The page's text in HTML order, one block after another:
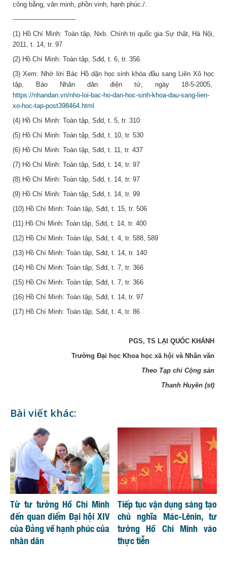
công bằng, văn minh, phồn vinh, hạnh phúc./.
-------------------------------
(1) Hồ Chí Minh: Toàn tập, Nxb. Chính trị quốc gia Sự thật, Hà Nội,
2011, t. 14, tr. 97
(2) Hồ Chí Minh: Toàn tập, Sđd, t. 6, tr. 356
(3) Xem: Nhớ lời Bác Hồ dặn học sinh khóa đầu sang Liên Xô học
tập, Báo Nhân dân điện tử, ngày 18-5-2005,
https://nhandan.vn/nho-loi-bac-ho-dan-hoc-sinh-khoa-dau-sang-lien-
xo-hoc-tap-post398464.html
(4) Hồ Chí Minh: Toàn tập, Sđd, t. 5, tr. 310
(5) Hồ Chí Minh: Toàn tập, Sđd, t. 10, tr. 530
(6) Hồ Chí Minh: Toàn tập, Sđd, t. 11, tr. 437
(7) Hồ Chí Minh: Toàn tập, Sđd, t. 14, tr. 97
(8) Hồ Chí Minh: Toàn tập, Sđd, t. 14, tr. 97
(9) Hồ Chí Minh: Toàn tập, Sđd, t. 14, tr. 99
(10) Hồ Chí Minh: Toàn tập, Sđd, t. 15, tr. 506
(11) Hồ Chí Minh: Toàn tập, Sđd, t. 14, tr. 400
(12) Hồ Chí Minh: Toàn tập, Sđd, t. 4, tr. 588, 589
(13) Hồ Chí Minh: Toàn tập, Sđd, t. 14, tr. 140
(14) Hồ Chí Minh: Toàn tập, Sđd, t. 7, tr. 366
(15) Hồ Chí Minh: Toàn tập, Sđd, t. 7, tr. 366
(16) Hồ Chí Minh: Toàn tập, Sđd, t. 14, tr. 97
(17) Hồ Chí Minh: Toàn tập, Sđd, t. 4, tr. 86
PGS, TS LẠI QUỐC KHÁNH
Trường Đại học Khoa học xã hội và Nhân văn
Theo Tạp chí Cộng sản
Thanh Huyền (st)
Bài viết khác:
Từ tư tưởng Hồ Chí Minh
đến quan điểm Đại hội XIV
của Đảng về hạnh phúc của
nhân dân
Tiếp tục vận dụng sáng tạo
chủ nghĩa Mác-Lênin, tư
tưởng Hồ Chí Minh vào
thực tiễn